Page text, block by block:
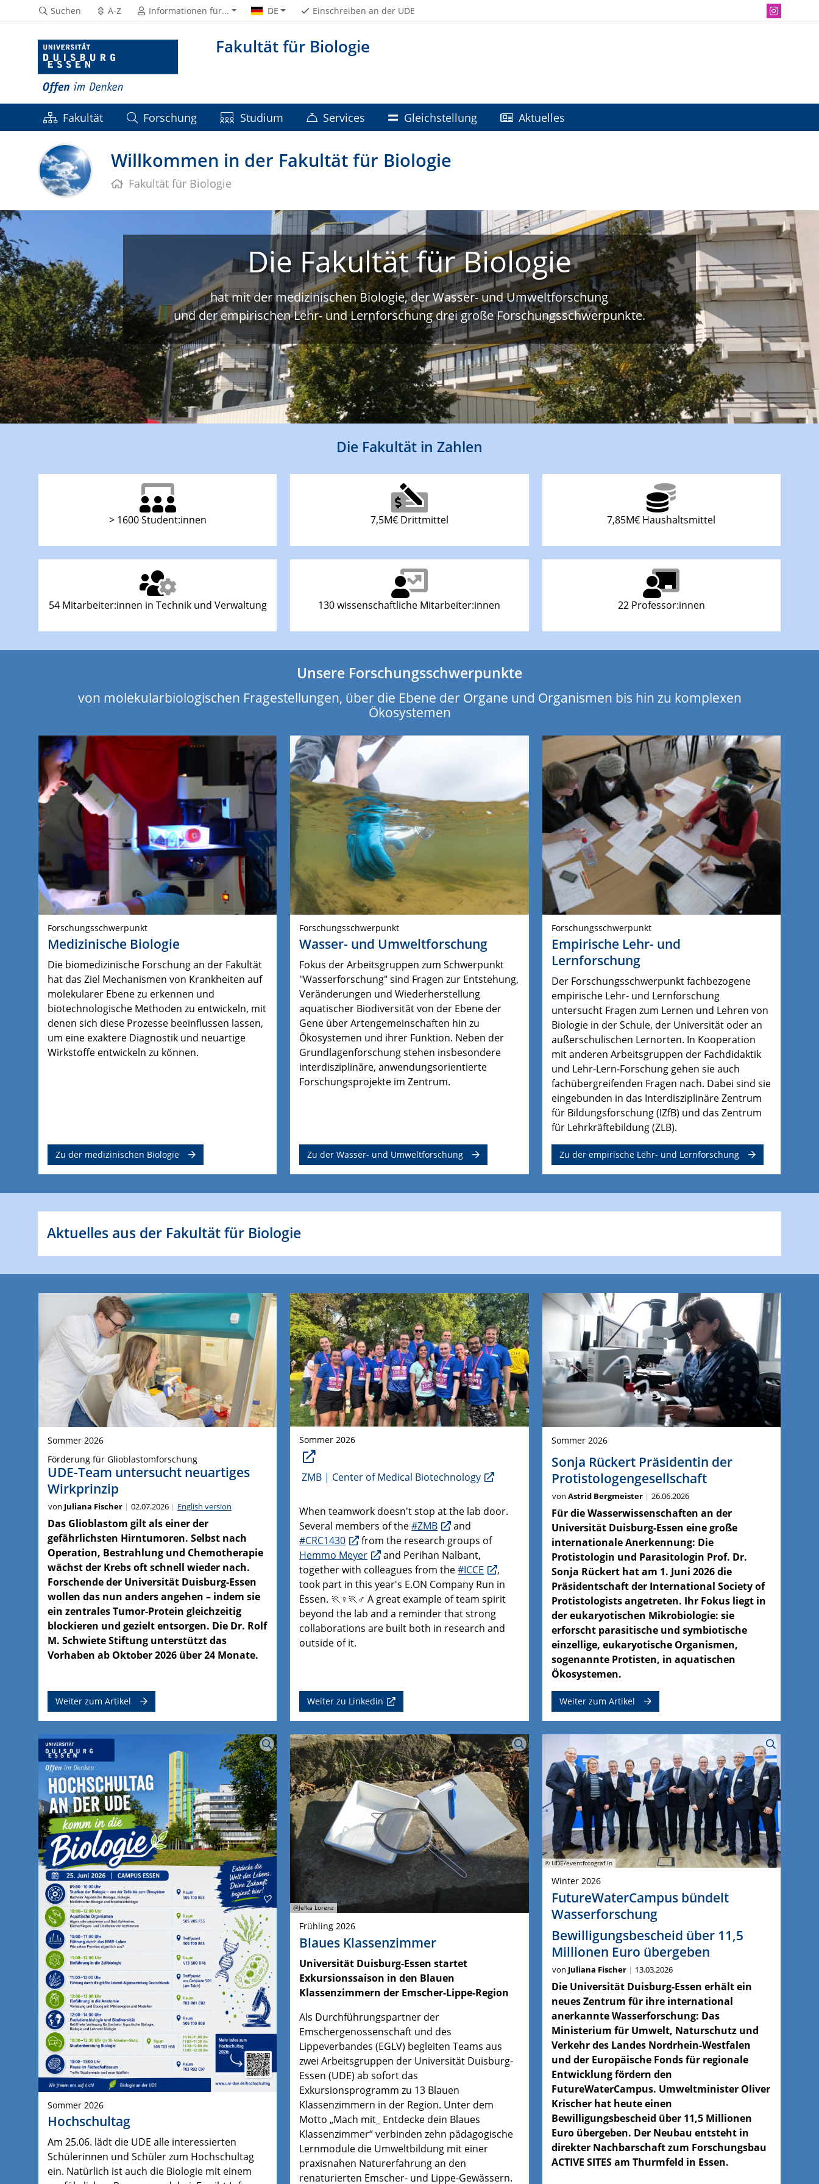
Fakultät für Biologie
Suchen A-Z Informationen für... DE Einschreiben an der UDE
Fakultät Forschung Studium Services Gleichstellung Aktuelles
Willkommen in der Fakultät für Biologie
Fakultät für Biologie
Die Fakultät für Biologie
hat mit der medizinischen Biologie, der Wasser- und Umweltforschung
und der empirischen Lehr- und Lernforschung drei große Forschungsschwerpunkte.
Die Fakultät in Zahlen
> 1600 Student:innen 7,5M€ Drittmittel 7,85M€ Haushaltsmittel
54 Mitarbeiter:innen in Technik und Verwaltung 130 wissenschaftliche Mitarbeiter:innen 22 Professor:innen
Unsere Forschungsschwerpunkte
von molekularbiologischen Fragestellungen, über die Ebene der Organe und Organismen bis hin zu komplexen
Ökosystemen
Forschungsschwerpunkt
Medizinische Biologie
Die biomedizinische Forschung an der Fakultät
hat das Ziel Mechanismen von Krankheiten auf
molekularer Ebene zu erkennen und
biotechnologische Methoden zu entwickeln, mit
denen sich diese Prozesse beeinflussen lassen,
um eine exaktere Diagnostik und neuartige
Wirkstoffe entwickeln zu können.
Zu der medizinischen Biologie
Forschungsschwerpunkt
Wasser- und Umweltforschung
Fokus der Arbeitsgruppen zum Schwerpunkt
"Wasserforschung" sind Fragen zur Entstehung,
Veränderungen und Wiederherstellung
aquatischer Biodiversität von der Ebene der
Gene über Artengemeinschaften hin zu
Ökosystemen und ihrer Funktion. Neben der
Grundlagenforschung stehen insbesondere
interdisziplinäre, anwendungsorientierte
Forschungsprojekte im Zentrum.
Zu der Wasser- und Umweltforschung
Forschungsschwerpunkt
Empirische Lehr- und
Lernforschung
Der Forschungsschwerpunkt fachbezogene
empirische Lehr- und Lernforschung
untersucht Fragen zum Lernen und Lehren von
Biologie in der Schule, der Universität oder an
außerschulischen Lernorten. In Kooperation
mit anderen Arbeitsgruppen der Fachdidaktik
und Lehr-Lern-Forschung gehen sie auch
fachübergreifenden Fragen nach. Dabei sind sie
eingebunden in das Interdisziplinäre Zentrum
für Bildungsforschung (IZfB) und das Zentrum
für Lehrkräftebildung (ZLB).
Zu der empirische Lehr- und Lernforschung
Aktuelles aus der Fakultät für Biologie
Sommer 2026
Förderung für Glioblastomforschung
UDE-Team untersucht neuartiges
Wirkprinzip
von Juliana Fischer 02.07.2026 English version
Das Glioblastom gilt als einer der
gefährlichsten Hirntumoren. Selbst nach
Operation, Bestrahlung und Chemotherapie
wächst der Krebs oft schnell wieder nach.
Forschende der Universität Duisburg-Essen
wollen das nun anders angehen – indem sie
ein zentrales Tumor-Protein gleichzeitig
blockieren und gezielt entsorgen. Die Dr. Rolf
M. Schwiete Stiftung unterstützt das
Vorhaben ab Oktober 2026 über 24 Monate.
Weiter zum Artikel
Sommer 2026
ZMB | Center of Medical Biotechnology
When teamwork doesn't stop at the lab door.
Several members of the#ZMB
and
#CRC1430
from the research groups of
Hemmo Meyer
and Perihan Nalbant,
together with colleagues from the#ICCE
,
took part in this year's E.ON Company Run in
Essen. 🏃♀️🏃♂️ A great example of team spirit
beyond the lab and a reminder that strong
collaborations are built both in research and
outside of it.
Weiter zu Linkedin
Sommer 2026
Sonja Rückert Präsidentin der
Protistologengesellschaft
von Astrid Bergmeister 26.06.2026
Für die Wasserwissenschaften an der
Universität Duisburg-Essen eine große
internationale Anerkennung: Die
Protistologin und Parasitologin Prof. Dr.
Sonja Rückert hat am 1. Juni 2026 die
Präsidentschaft der International Society of
Protistologists angetreten. Ihr Fokus liegt in
der eukaryotischen Mikrobiologie: sie
erforscht parasitische und symbiotische
einzellige, eukaryotische Organismen,
sogenannte Protisten, in aquatischen
Ökosystemen.
Weiter zum Artikel
Sommer 2026
Hochschultag
Am 25.06. lädt die UDE alle interessierten
Schülerinnen und Schüler zum Hochschultag
ein. Natürlich ist auch die Biologie mit einem
@Jelka Lorenz
Frühling 2026
Blaues Klassenzimmer
Universität Duisburg-Essen startet
Exkursionssaison in den Blauen
Klassenzimmern der Emscher-Lippe-Region
Als Durchführungspartner der
Emschergenossenschaft und des
Lippeverbandes (EGLV) begleiten Teams aus
zwei Arbeitsgruppen der Universität Duisburg-
Essen (UDE) ab sofort das
Exkursionsprogramm zu 13 Blauen
Klassenzimmern in der Region. Unter dem
Motto „Mach mit_ Entdecke dein Blaues
Klassenzimmer“ verbinden zehn pädagogische
Lernmodule die Umweltbildung mit einer
praxisnahen Naturerfahrung an den
renaturierten Emscher- und Lippe-Gewässern.
© UDE/eventfotograf.in
Winter 2026
FutureWaterCampus bündelt
Wasserforschung
Bewilligungsbescheid über 11,5
Millionen Euro übergeben
von Juliana Fischer 13.03.2026
Die Universität Duisburg-Essen erhält ein
neues Zentrum für ihre international
anerkannte Wasserforschung: Das
Ministerium für Umwelt, Naturschutz und
Verkehr des Landes Nordrhein-Westfalen
und der Europäische Fonds für regionale
Entwicklung fördern den
FutureWaterCampus. Umweltminister Oliver
Krischer hat heute einen
Bewilligungsbescheid über 11,5 Millionen
Euro übergeben. Der Neubau entsteht in
direkter Nachbarschaft zum Forschungsbau
ACTIVE SITES am Thurmfeld in Essen.